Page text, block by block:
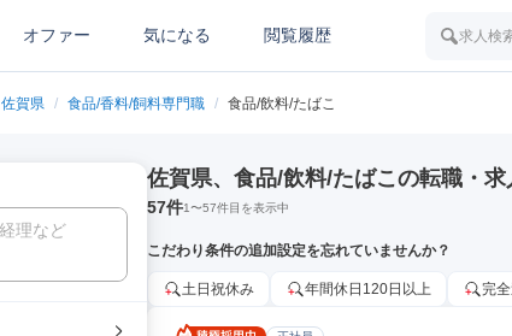
オファー 気になる 閲覧履歴 求人検
佐賀県 / 食品/香料/飼料専門職 / 食品/飲料/たばこ
佐賀県、食品/飲料/たばこの転職・求
57件1〜57件目を表示中
こだわり条件の追加設定を忘れていませんか？
土日祝休み 年間休日120日以上 完